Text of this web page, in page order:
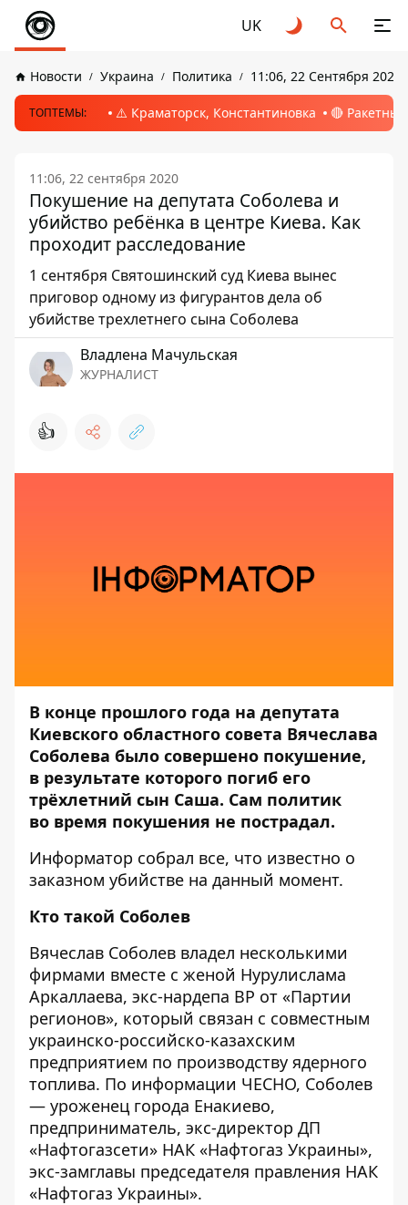
UK
Новости Украина Политика 11:06, 22 Сентября 2020
ТОПТЕМЫ: ⚠️ Краматорск, Константиновка 🔴
11:06, 22 сентября 2020
Покушение на депутата Соболева и
убийство ребёнка в центре Киева. Как
проходит расследование
1 сентября Святошинский суд Киева вынес
приговор одному из фигурантов дела об
убийстве трехлетнего сына Соболева
Владлена Мачульская
ЖУРНАЛИСТ
👍
В конце прошлого года на депутата
Киевского областного совета Вячеслава
Соболева было совершено покушение,
в результате которого погиб его
трёхлетний сын Саша. Сам политик
во время покушения не пострадал.
Информатор собрал все, что известно о
заказном убийстве на данный момент.
Кто такой Соболев
Вячеслав Соболев владел несколькими
фирмами вместе с женой Нурулислама
Аркаллаева, экс-нардепа ВР от «Партии
регионов», который связан с совместным
украинско-российско-казахским
предприятием по производству ядерного
топлива. По информации ЧЕСНО, Соболев
— уроженец города Енакиево,
предприниматель, экс-директор ДП
«Нафтогазсети» НАК «Нафтогаз Украины»,
экс-замглавы председателя правления НАК
«Нафтогаз Украины».